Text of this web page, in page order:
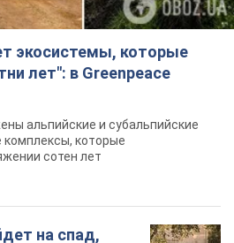
на спад,
дали
ожидать
отступит
с детства?"
убийстве